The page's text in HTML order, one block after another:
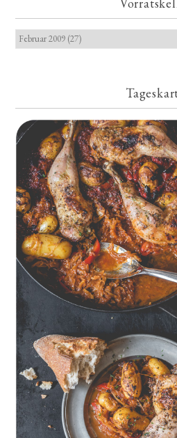
Geschmorte Hähnchenschenkel
Kartoffeln